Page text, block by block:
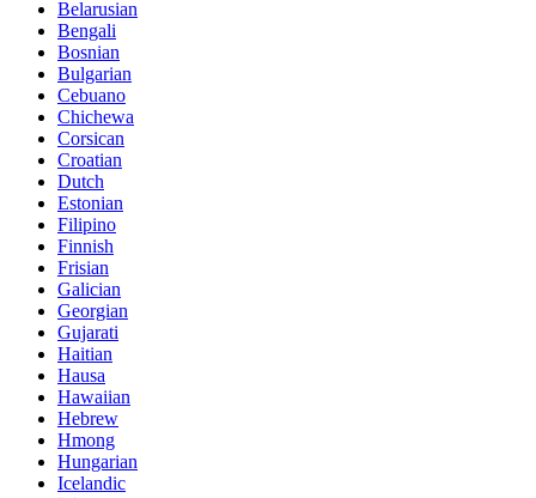
Belarusian
Bengali
Bosnian
Bulgarian
Cebuano
Chichewa
Corsican
Croatian
Dutch
Estonian
Filipino
Finnish
Frisian
Galician
Georgian
Gujarati
Haitian
Hausa
Hawaiian
Hebrew
Hmong
Hungarian
Icelandic